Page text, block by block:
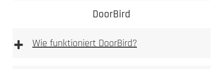
sehr hohe mechanische Beständigkeit
weniger filigran als Laserbeschriftung, dafür
DoorBird
+ Wie funktioniert DoorBird?